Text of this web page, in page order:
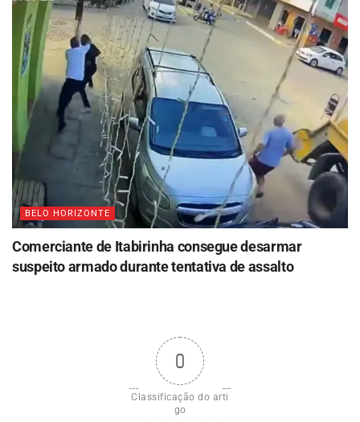
BELO HORIZONTE
Comerciante de Itabirinha consegue desarmar
suspeito armado durante tentativa de assalto
0
Classificação do arti
go